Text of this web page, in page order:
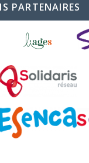
PARTENAIRES